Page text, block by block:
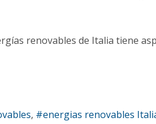
renovables de Italia tiene
energias renovables